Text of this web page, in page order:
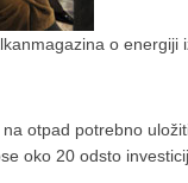
o energiji
otpad potrebno
oko 20 odsto